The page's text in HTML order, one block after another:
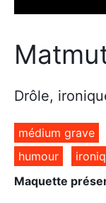
Drôle,
médium grave
humour
Maquette